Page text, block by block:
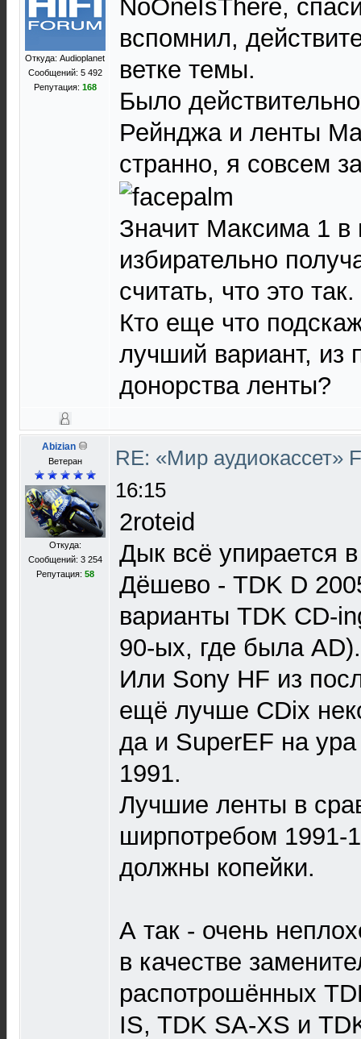
Откуда: Audioplanet
Сообщений: 5 492
Репутация: 168
NoOneIsThere,
вспомнил,
ветке темы.
Было
Рейнджа и ленты
странно, я совсем
Значит Максима 1 в
избирательно
считать, что это так.
Кто еще что
лучший вариант, из
донорства ленты?
Abizian
Ветеран
Откуда:
Сообщений: 3 254
Репутация: 58
RE: «Мир аудиокассет»
16:15
2roteid
Дык всё упирается
Дёшево - TDK D
варианты TDK CD-
90-ых, где была AD).
Или Sony HF из
ещё лучше CDix
да и SuperEF на
1991.
Лучшие ленты в
ширпотребом 1991-
должны копейки.
А так - очень
в качестве
распотрошённых
IS, TDK SA-XS и